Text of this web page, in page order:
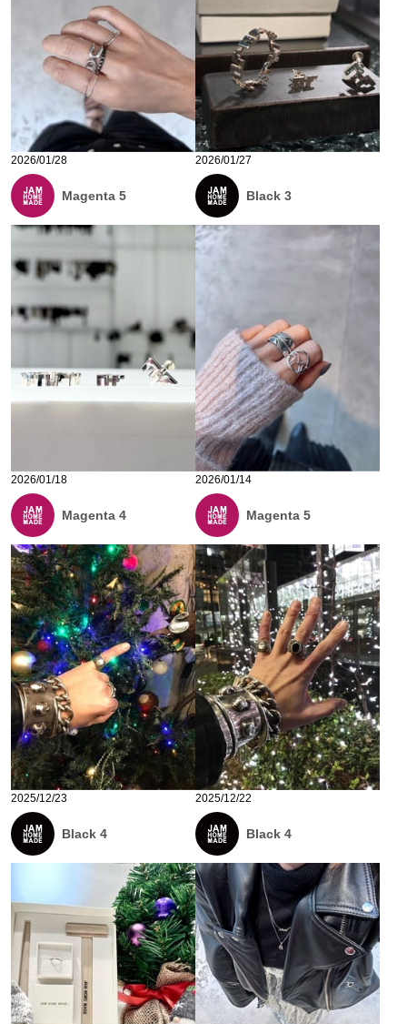
2026/01/28
Magenta 5
2026/01/27
Black 3
2026/01/18
Magenta 4
2026/01/14
Magenta 5
2025/12/23
Black 4
2025/12/22
Black 4